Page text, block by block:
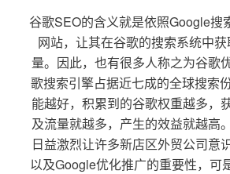
谷歌SEO的含义就是依照Google搜
网站，让其在谷歌的搜索系统中
量。因此，也有很多人称之为谷歌
歌搜索引擎占据近七成的全球搜索
能越好，积累到的谷歌权重越多，
及流量就越多，产生的效益就越高
日益激烈让许多新店区外贸公司意
以及Google优化推广的重要性，可